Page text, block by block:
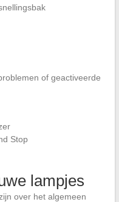
of geactiveerde
Stop
lampjes
over het algemeen